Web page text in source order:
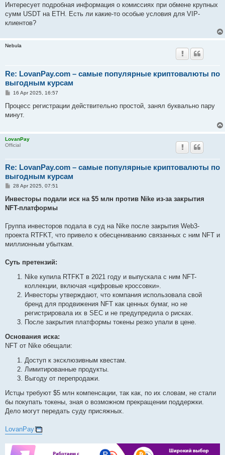
s
Интересует подробная информация о комиссиях при обмене крупных
сумм USDT на ETH. Есть ли какие-то особые условия для VIP-
клиентов?
Nebula
Re: LovanPay.com – самые популярные криптовалюты по
выгодным курсам
P
s
16 Apr 2025, 16:57
Процесс регистрации действительно простой, занял буквально пару
минут.
LovanPay
Official
Re: LovanPay.com – самые популярные криптовалюты по
выгодным курсам
P
s
28 Apr 2025, 07:51
Инвесторы подали иск на $5 млн против Nike из-за закрытия
NFT-платформы
Группа инвесторов подала в суд на Nike после закрытия Web3-
проекта RTFKT, что привело к обесцениванию связанных с ним NFT и
миллионным убыткам.
Суть претензий:
Nike купила RTFKT в 2021 году и выпускала с ним NFT-
коллекции, включая «цифровые кроссовки».
Инвесторы утверждают, что компания использовала свой
бренд для продвижения NFT как ценных бумаг, но не
регистрировала их в SEC и не предупредила о рисках.
После закрытия платформы токены резко упали в цене.
Основания иска:
NFT от Nike обещали:
Доступ к эксклюзивным квестам.
Лимитированные продукты.
Выгоду от перепродажи.
Истцы требуют $5 млн компенсации, так как, по их словам, не стали
бы покупать токены, зная о возможном прекращении поддержки.
Дело могут передать суду присяжных.
LovanPay